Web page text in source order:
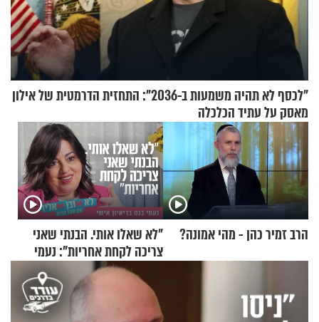
"לכסף לא תהיה משמעות ב-2036": התחזית הדרמטית של אילון
מאסק על עתיד הכלכלה
הרב זמיר כהן - מהי אמונה?
"לא שאלו אותי. הבנתי שאני
צריכה לקחת אחריות": נעמי
בנט בריאיון אישי